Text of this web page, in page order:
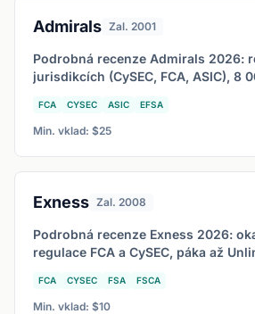
Admirals Zal. 2001
Podrobná recenze Admirals 2026:
jurisdikcích (CySEC, FCA, ASIC), 8
FCA CYSEC ASIC EFSA
Min. vklad: $25
Exness Zal. 2008
Podrobná recenze Exness 2026:
regulace FCA a CySEC, páka až
FCA CYSEC FSA FSCA
Min. vklad: $10